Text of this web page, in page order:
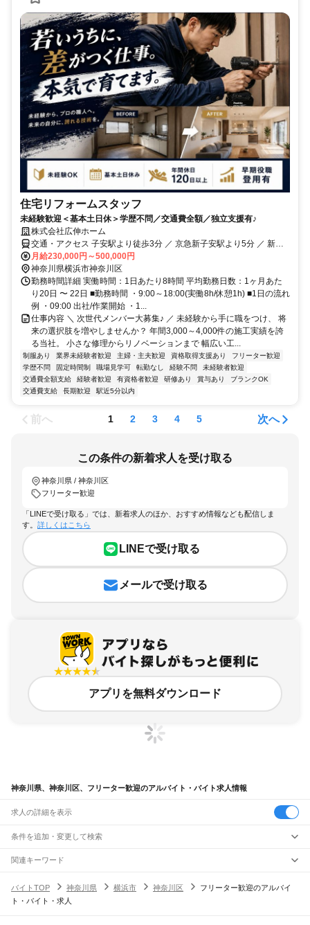
住宅リフォームスタッフ
未経験歓迎＜基本土日休＞学歴不問／交通費全額／独立支援有♪
株式会社広伸ホーム
交通・アクセス 子安駅より徒歩3分 ／ 京急新子安駅より5分 ／ 新子
安駅より8分
月給230,000円～500,000円
神奈川県横浜市神奈川区
勤務時間詳細 実働時間：1日あたり8時間 平均勤務日数：1ヶ月あた
り20日 〜 22日 ■勤務時間 ・9:00～18:00(実働8h/休憩1h) ■1日の流れ
例 ・09:00 出社/作業開始 ・1...
仕事内容 ＼ 次世代メンバー大募集♪ ／ 未経験から手に職をつけ、 将
来の選択肢を増やしませんか？ 年間3,000～4,000件の施工実績を誇
る当社。 小さな修理からリノベーションまで 幅広い工...
制服あり 業界未経験者歓迎 主婦・主夫歓迎 資格取得支援あり
フリーター歓迎
学歴不問
固定時間制 職場見学可 転勤なし 経験不問
未経験者歓迎
交通費全額支給
経験者歓迎 有資格者歓迎 研修あり 賞与あり
ブランクOK
交通費支給
長期歓迎 駅近5分以内
前へ 1 2 3 4 5 次へ
この条件の新着求人を受け取る
神奈川県 / 神奈川区
フリーター歓迎
「LINEで受け取る」では、新着求人のほか、おすすめ情報なども配信しま
す。 詳しくはこちら
LINEで受け取る
メールで受け取る
アプリを無料ダウンロード
神奈川県、神奈川区、フリーター歓迎のアルバイト・バイト求人情報
求人の詳細を表示
条件を追加・変更して検索
市区町村を追加・変更
神奈川県
すべて
横浜市 すべて
駅を追加・変更
職種を追加・変更
関連キーワード
神奈川県 横浜市 フリーター歓迎 農業
神奈川県 横浜市 鶴見区 フリーター歓迎 在宅
バイトTOP 神奈川県 横浜市 神奈川区
フリーター歓迎のアルバイ
ト・バイト・求人